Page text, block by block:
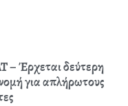
– Έρχεται δεύτερη
για απλήρωτους